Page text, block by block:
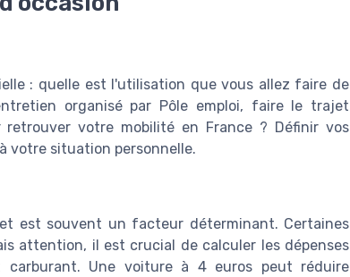
: quelle est l'utilisation que vous allez faire de
organisé par Pôle emploi, faire le trajet
votre mobilité en France ? Définir vos
votre situation personnelle.
est souvent un facteur déterminant. Certaines
attention, il est crucial de calculer les dépenses
Une voiture à 4 euros peut réduire